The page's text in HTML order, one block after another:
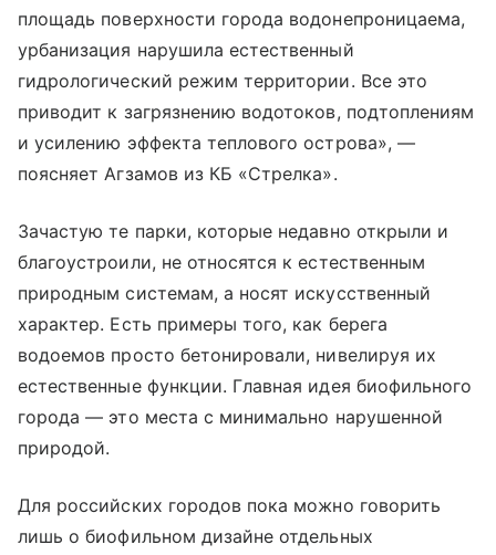
площадь поверхности города водонепроницаема,
урбанизация нарушила естественный
гидрологический режим территории. Все это
приводит к загрязнению водотоков, подтоплениям
и усилению эффекта теплового острова», —
поясняет Агзамов из КБ «Стрелка».
Зачастую те парки, которые недавно открыли и
благоустроили, не относятся к естественным
природным системам, а носят искусственный
характер. Есть примеры того, как берега
водоемов просто бетонировали, нивелируя их
естественные функции. Главная идея биофильного
города — это места с минимально нарушенной
природой.
Для российских городов пока можно говорить
лишь о биофильном дизайне отдельных